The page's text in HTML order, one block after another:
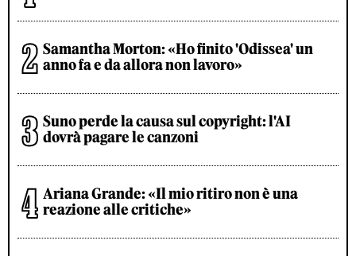
Samantha Morton: «Ho finito 'Odissea' un
anno fa e da allora non lavoro»
Suno perde la causa sul copyright: l'AI
dovrà pagare le canzoni
Ariana Grande: «Il mio ritiro non è una
reazione alle critiche»